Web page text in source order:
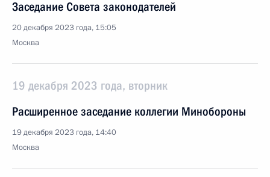
Заседание Совета законодателей
20 декабря 2023 года, 15:05
Москва
19 декабря 2023 года, вторник
Расширенное заседание коллегии Минобороны
19 декабря 2023 года, 14:40
Москва